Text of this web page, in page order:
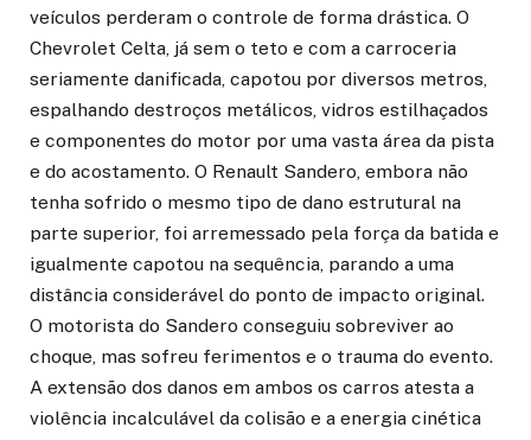
veículos perderam o controle de forma drástica. O
Chevrolet Celta, já sem o teto e com a carroceria
seriamente danificada, capotou por diversos metros,
espalhando destroços metálicos, vidros estilhaçados
e componentes do motor por uma vasta área da pista
e do acostamento. O Renault Sandero, embora não
tenha sofrido o mesmo tipo de dano estrutural na
parte superior, foi arremessado pela força da batida e
igualmente capotou na sequência, parando a uma
distância considerável do ponto de impacto original.
O motorista do Sandero conseguiu sobreviver ao
choque, mas sofreu ferimentos e o trauma do evento.
A extensão dos danos em ambos os carros atesta a
violência incalculável da colisão e a energia cinética